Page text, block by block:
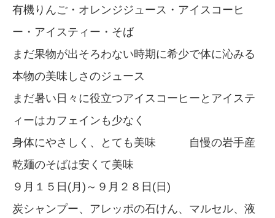
有機りんご・オレンジジュース・アイスコーヒ
ー・アイスティー・そば
まだ果物が出そろわない時期に希少で体に沁みる
本物の美味しさのジュース
まだ暑い日々に役立つアイスコーヒーとアイステ
ィーはカフェインも少なく
身体にやさしく、とても美味 自慢の岩手産
乾麺のそばは安くて美味
９月１５日(月)～９月２８日(日)
炭シャンプー、アレッポの石けん、マルセル、液